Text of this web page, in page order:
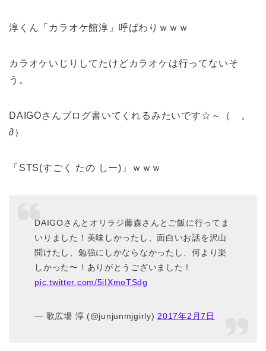
淳くん「カラオケ館淳」呼ばわりｗｗｗ
カラオケいじりしてたけどカラオケは行ってないそ
う。
DAIGOさんブログ書いてくれるみたいです☆～（ゝ。
∂）
「STS(すごく たの しー)」ｗｗｗ
DAIGOさんとオリラジ藤森さんとご飯に行ってま
いりました！美味しかったし、面白いお話を沢山
聞けたし、勉強にしかならなかったし、何より楽
しかった〜！ありがとうございました！
pic.twitter.com/5iIXmoTSdg
— 歌広場 淳 (@junjunmjgirly) 2017年2月7日